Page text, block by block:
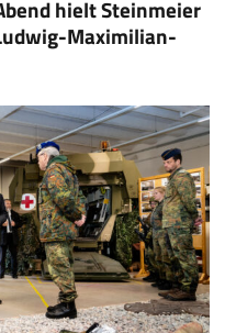
hielt Steinmeier
Maximilian-